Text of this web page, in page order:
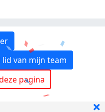
lid van mijn team
pagina